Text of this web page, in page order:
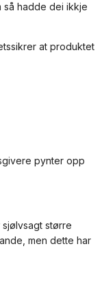
hadde dei ikkje
at produktet
pynter opp
større
men dette har